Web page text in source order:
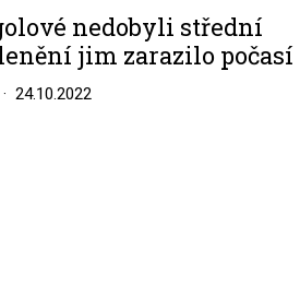
nedobyli střední
jim zarazilo počasí
24.10.2022